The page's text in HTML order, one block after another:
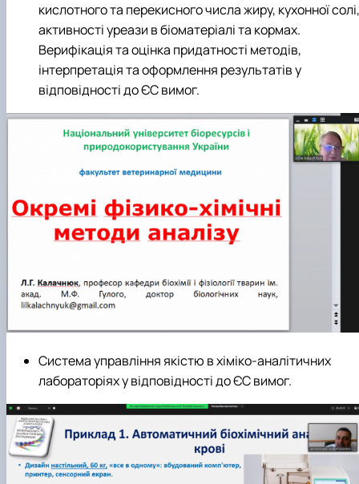
кислотного та перекисного числа жиру, кухонної солі,
активності уреази в біоматеріалі та кормах.
Верифікація та оцінка придатності методів,
інтерпретація та оформлення результатів у
відповідності до ЄС вимог.
Система управління якістю в хіміко-аналітичних
лабораторіях у відповідності до ЄС вимог.